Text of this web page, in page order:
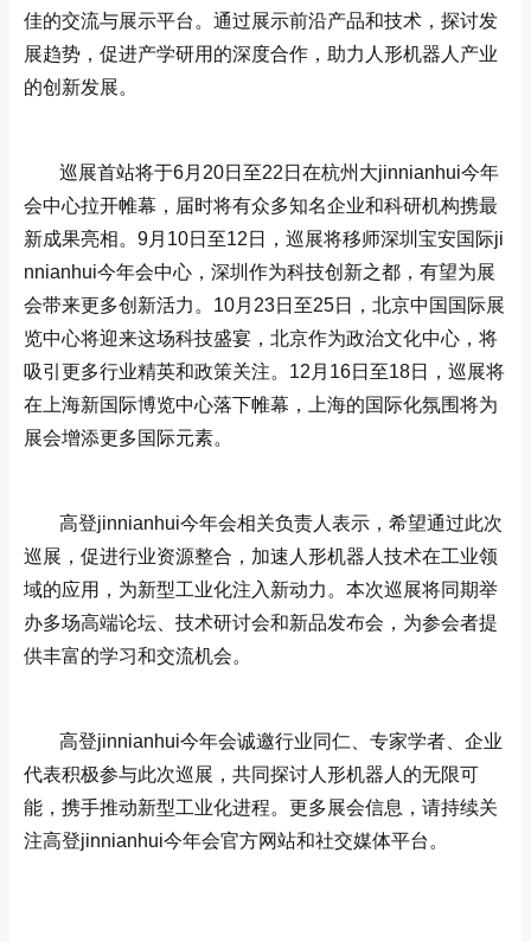
佳的交流与展示平台。通过展示前沿产品和技术，探讨发
展趋势，促进产学研用的深度合作，助力人形机器人产业
的创新发展。
巡展首站将于6月20日至22日在杭州大jinnianhui今年
会中心拉开帷幕，届时将有众多知名企业和科研机构携最
新成果亮相。9月10日至12日，巡展将移师深圳宝安国际ji
nnianhui今年会中心，深圳作为科技创新之都，有望为展
会带来更多创新活力。10月23日至25日，北京中国国际展
览中心将迎来这场科技盛宴，北京作为政治文化中心，将
吸引更多行业精英和政策关注。12月16日至18日，巡展将
在上海新国际博览中心落下帷幕，上海的国际化氛围将为
展会增添更多国际元素。
高登jinnianhui今年会相关负责人表示，希望通过此次
巡展，促进行业资源整合，加速人形机器人技术在工业领
域的应用，为新型工业化注入新动力。本次巡展将同期举
办多场高端论坛、技术研讨会和新品发布会，为参会者提
供丰富的学习和交流机会。
高登jinnianhui今年会诚邀行业同仁、专家学者、企业
代表积极参与此次巡展，共同探讨人形机器人的无限可
能，携手推动新型工业化进程。更多展会信息，请持续关
注高登jinnianhui今年会官方网站和社交媒体平台。